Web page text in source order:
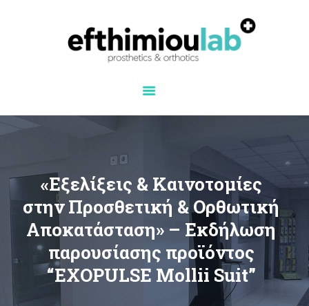
«Εξελίξεις & Καινοτομίες
στην Προσθετική & Ορθωτική
Αποκατάσταση» – Εκδήλωση
παρουσίασης προϊόντος
“EXOPULSE Mollii Suit”
Efthimiou lab
ΣΧΕΤΙΚΆ ΜΕ ΕΜΆΣ
PROSTHETICS
3D ΚΑΙΝΟΤΟΜΊΑ
ΣΥΝΕΡΓΑΣΊΕΣ
ΕΠΙΚΟΙΝΩΝΊΑ